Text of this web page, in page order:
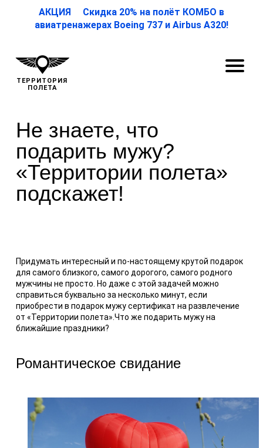
АКЦИЯ Скидка 20% на полёт КОМБО в
авиатренажерах Boeing 737 и Airbus A320!
ТЕРРИТОРИЯ
ПОЛЕТА
Не знаете, что
подарить мужу?
«Территории полета»
подскажет!
Придумать интересный и по-настоящему крутой подарок
для самого близкого, самого дорогого, самого родного
мужчины не просто. Но даже с этой задачей можно
справиться буквально за несколько минут, если
приобрести в подарок мужу сертификат на развлечение
от «Территории полета».Что же подарить мужу на
ближайшие праздники?
Романтическое свидание